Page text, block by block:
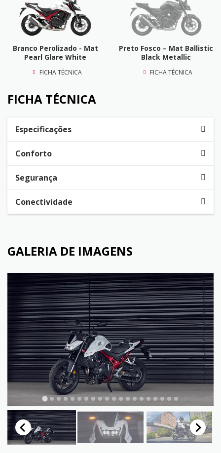
Branco Perolizado - Mat
Pearl Glare White
FICHA TÉCNICA
Preto Fosco – Mat Ballistic
Black Metallic
FICHA TÉCNICA
FICHA TÉCNICA
Especificações
Conforto
Segurança
Conectividade
GALERIA DE IMAGENS